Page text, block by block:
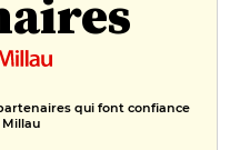
qui font confiance
Millau